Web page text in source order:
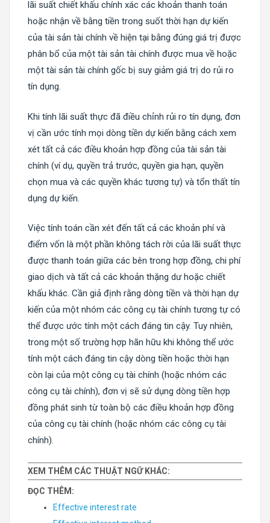
lãi suất chiết khấu chính xác các khoản thanh toán
hoặc nhận về bằng tiền trong suốt thời hạn dự kiến
của tài sản tài chính về hiện tại bằng đúng giá trị được
phân bổ của một tài sản tài chính được mua về hoặc
một tài sản tài chính gốc bị suy giảm giá trị do rủi ro
tín dụng.
Khi tính lãi suất thực đã điều chỉnh rủi ro tín dụng, đơn
vị cần ước tính mọi dòng tiền dự kiến ​​bằng cách xem
xét tất cả các điều khoản hợp đồng của tài sản tài
chính (ví dụ, quyền trả trước, quyền gia hạn, quyền
chọn mua và các quyền khác tương tự) và tổn thất tín
dụng dự kiến.
Việc tính toán cần xét đến tất cả các khoản phí và
điểm vốn là một phần không tách rời của lãi suất thực
được thanh toán giữa các bên trong hợp đồng, chi phí
giao dịch và tất cả các khoản thặng dư hoặc chiết
khấu khác. Cần giả định rằng dòng tiền và thời hạn dự
kiến ​​của một nhóm các công cụ tài chính tương tự có
thể được ước tính một cách đáng tin cậy. Tuy nhiên,
trong một số trường hợp hãn hữu khi không thể ước
tính một cách đáng tin cậy dòng tiền hoặc thời hạn
còn lại của một công cụ tài chính (hoặc nhóm các
công cụ tài chính), đơn vị sẽ sử dụng dòng tiền hợp
đồng phát sinh từ toàn bộ các điều khoản hợp đồng
của công cụ tài chính (hoặc nhóm các công cụ tài
chính).
XEM THÊM CÁC THUẬT NGỮ KHÁC:
ĐỌC THÊM:
Effective interest rate